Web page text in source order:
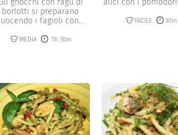
gnocchi con ragù di
borlotti si preparano
i fagioli con...
MEDIA 1h 30m
alici con i pomodori
FACILE 30m